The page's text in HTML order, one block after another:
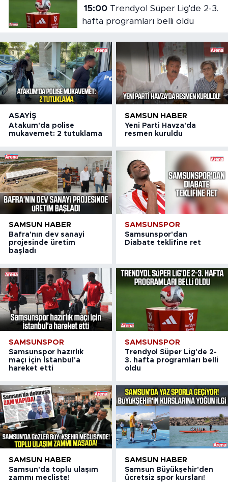
15:00Trendyol Süper Lig'de 2-3.
hafta programları belli oldu
ASAYIŞ
Atakum'da polise
mukavemet: 2 tutuklama
SAMSUN HABER
Yeni Parti Havza'da
resmen kuruldu
SAMSUN HABER
Bafra'nın dev sanayi
projesinde üretim
başladı
SAMSUNSPOR
Samsunspor'dan
Diabate teklifine ret
SAMSUNSPOR
Samsunspor hazırlık
maçı için İstanbul'a
hareket etti
SAMSUNSPOR
Trendyol Süper Lig'de 2-
3. hafta programları belli
oldu
SAMSUN HABER
Samsun'da toplu ulaşım
zammı mecliste!
SAMSUN HABER
Samsun Büyükşehir'den
ücretsiz spor kursları!